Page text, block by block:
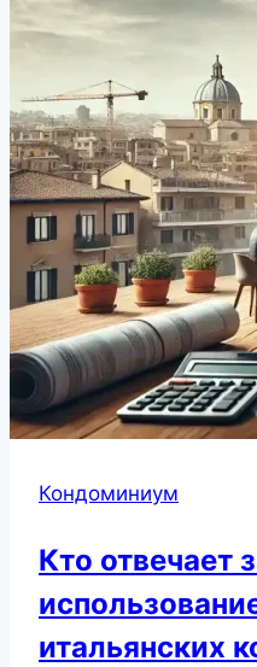
Кондоминиум
Кто отвечает
итальянских